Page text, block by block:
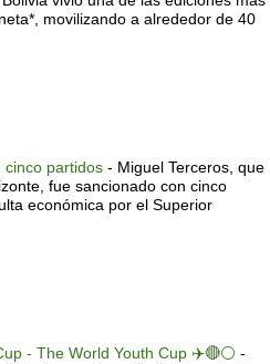
movilizando a alrededor de 40
cinco partidos - Miguel Terceros, que
fue sancionado con cinco
económica por el Superior
- The World Youth Cup ✈️🔴⚪️ -